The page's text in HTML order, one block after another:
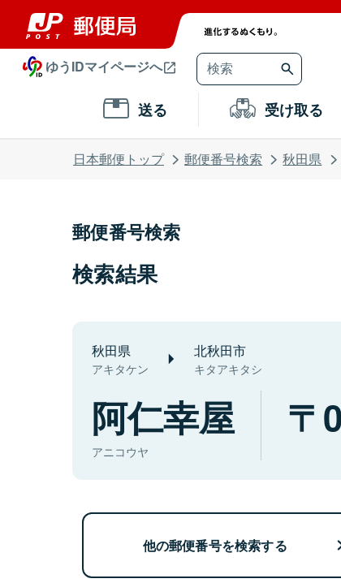
ゆうIDマイページへ
送る 受け取る
日本郵便トップ 郵便番号検索 秋田県
郵便番号検索
検索結果
秋田県
アキタケン
北秋田市
キタアキタシ
阿仁幸屋
アニコウヤ
他の郵便番号を検索する